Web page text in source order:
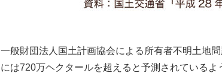
一般財団法人国土計画協会による所有者不明土地
には720万ヘクタールを超えると予測されている